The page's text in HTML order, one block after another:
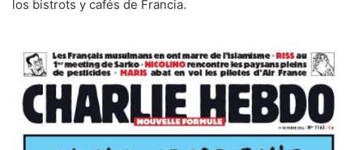
los bistrots y cafés de Francia.